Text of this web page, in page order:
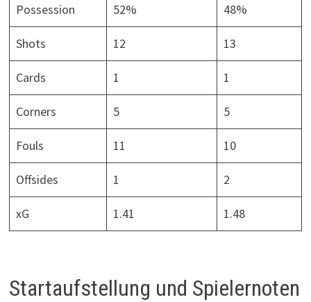
Possession 52% 48%
Shots 12 13
Cards 1 1
Corners 5 5
Fouls 11 10
Offsides 1 2
xG 1.41 1.48
Startaufstellung und Spielernoten